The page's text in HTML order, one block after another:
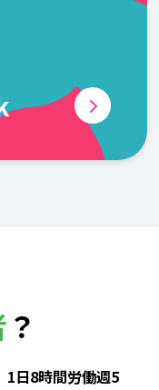
？
1日8時間労働週5